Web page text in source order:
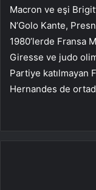
Macron ve eşi
N’Golo Kante,
1980’lerde Fransa
Giresse ve judo
Partiye katılmayan
Hernandes de